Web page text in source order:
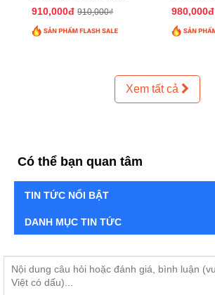
910,000đ 910,000₫ 980,000đ
Xem tất cả
Có thể bạn quan tâm
TIN TỨC NỔI BẬT
DANH MỤC TIN TỨC